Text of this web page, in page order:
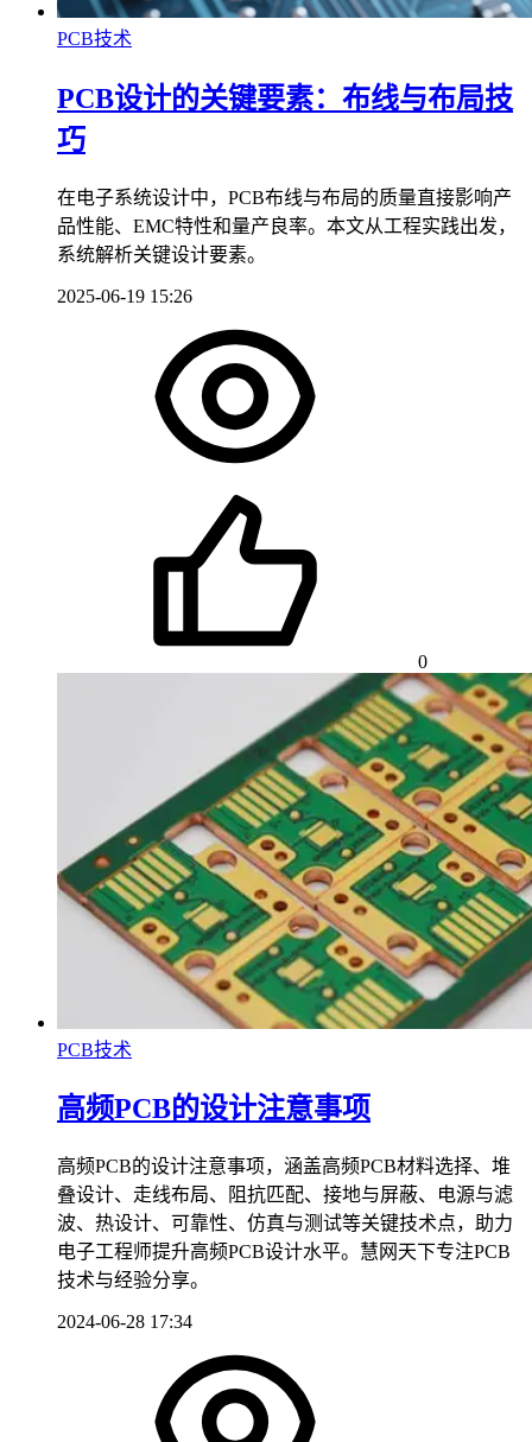
PCB技术
PCB设计的关键要素：布线与布局技
巧
在电子系统设计中，PCB布线与布局的质量直接影响产
品性能、EMC特性和量产良率。本文从工程实践出发，
系统解析关键设计要素。
2025-06-19 15:26
0
PCB技术
高频PCB的设计注意事项
高频PCB的设计注意事项，涵盖高频PCB材料选择、堆
叠设计、走线布局、阻抗匹配、接地与屏蔽、电源与滤
波、热设计、可靠性、仿真与测试等关键技术点，助力
电子工程师提升高频PCB设计水平。慧网天下专注PCB
技术与经验分享。
2024-06-28 17:34